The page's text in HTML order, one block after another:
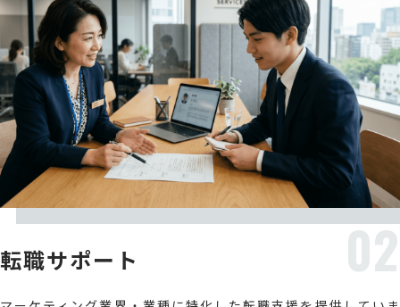
02
転職サポート